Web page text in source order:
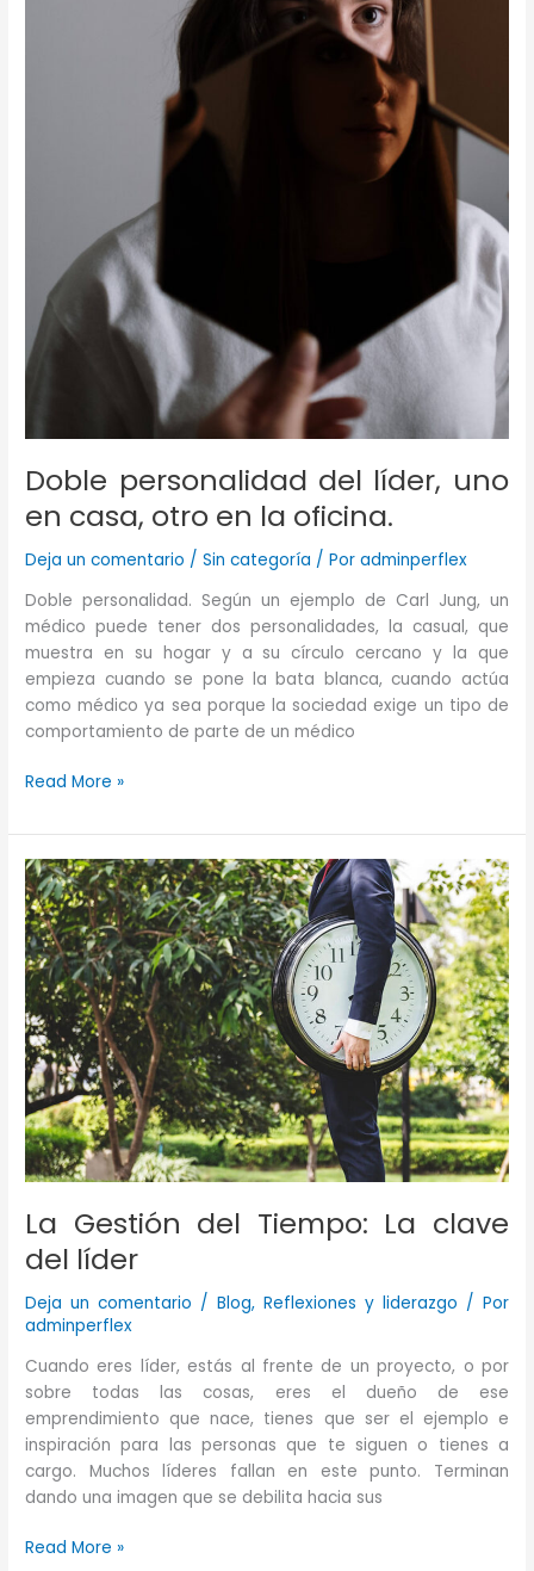
Doble personalidad del líder, uno
en casa, otro en la oficina.
Deja un comentario /Sin categoría / Poradminperflex
Doble personalidad. Según un ejemplo de Carl Jung, un
médico puede tener dos personalidades, la casual, que
muestra en su hogar y a su círculo cercano y la que
empieza cuando se pone la bata blanca, cuando actúa
como médico ya sea porque la sociedad exige un tipo de
comportamiento de parte de un médico
Doble
del
líder,
uno
en
casa,
otro
en
la
oficina.
Read More »
La Gestión del Tiempo: La clave
del líder
Deja un comentario /Blog,Reflexiones y liderazgo / Por
adminperflex
Cuando eres líder, estás al frente de un proyecto, o por
sobre todas las cosas, eres el dueño de ese
emprendimiento que nace, tienes que ser el ejemplo e
inspiración para las personas que te siguen o tienes a
cargo. Muchos líderes fallan en este punto. Terminan
dando una imagen que se debilita hacia sus
La
Read More »